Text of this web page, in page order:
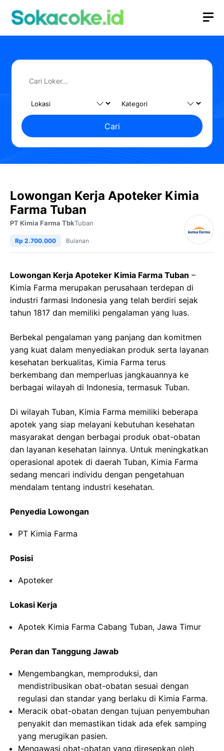
Cari
Lowongan Kerja Apoteker Kimia
Farma Tuban
PT Kimia Farma TbkTuban
Rp 2.700.000 Bulanan
Lowongan Kerja Apoteker Kimia Farma Tuban –
Kimia Farma merupakan perusahaan terdepan di
industri farmasi Indonesia yang telah berdiri sejak
tahun 1817 dan memiliki pengalaman yang luas.
Berbekal pengalaman yang panjang dan komitmen
yang kuat dalam menyediakan produk serta layanan
kesehatan berkualitas, Kimia Farma terus
berkembang dan memperluas jangkauannya ke
berbagai wilayah di Indonesia, termasuk Tuban.
Di wilayah Tuban, Kimia Farma memiliki beberapa
apotek yang siap melayani kebutuhan kesehatan
masyarakat dengan berbagai produk obat-obatan
dan layanan kesehatan lainnya. Untuk meningkatkan
operasional apotek di daerah Tuban, Kimia Farma
sedang mencari individu dengan pengetahuan
mendalam tentang industri kesehatan.
Penyedia Lowongan
PT Kimia Farma
Posisi
Apoteker
Lokasi Kerja
Apotek Kimia Farma Cabang Tuban, Jawa Timur
Peran dan Tanggung Jawab
Mengembangkan, memproduksi, dan
mendistribusikan obat-obatan sesuai dengan
regulasi dan standar yang berlaku di Kimia Farma.
Meracik obat-obatan dengan tujuan penyembuhan
penyakit dan memastikan tidak ada efek samping
yang merugikan pasien.
Mengawasi obat-obatan yang diresepkan oleh